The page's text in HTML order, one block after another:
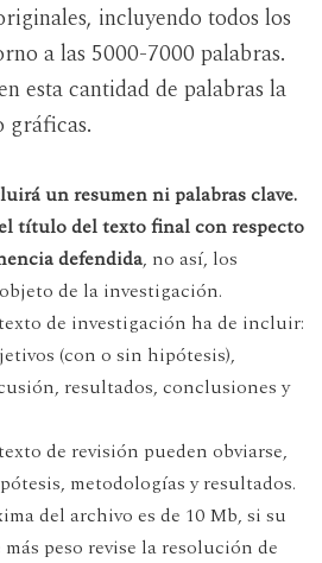
incluyendo todos los
a las 5000-7000 palabras.
esta cantidad de palabras la
gráficas.
un resumen ni palabras clave.
título del texto final con respecto
defendida, no así, los
de la investigación.
de investigación ha de incluir:
(con o sin hipótesis),
resultados, conclusiones y
de revisión pueden obviarse,
metodologías y resultados.
del archivo es de 10 Mb, si su
peso revise la resolución de